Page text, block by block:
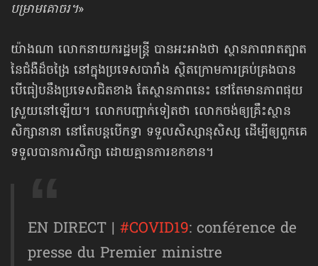
បម្រាមគោចរ។»
យ៉ាងណា លោកនាយករដ្ឋមន្ត្រី បានអះអាងថា ស្ថានភាពរាតត្បាត
នៃជំងឺដ៏ចង្រៃ នៅក្នុងប្រទេសបារាំង ស្ថិតក្រោមការគ្រប់គ្រងបាន
បើធៀបនឹងប្រទេសជិតខាង តែស្ថានភាពនេះ នៅតែមានភាពផុយ
ស្រួយនៅឡើយ។ លោកបញ្ជាក់ទៀតថា លោកចង់ឲ្យគ្រឹះស្ថាន
សិក្សានានា នៅតែបន្តបើកទ្វា ទទួលសិស្សានុសិស្ស ដើម្បីឲ្យពួកគេ
ទទួលបានការសិក្សា ដោយគ្មានការខកខាន។
EN DIRECT |#COVID19: conférence de
presse du Premier ministre